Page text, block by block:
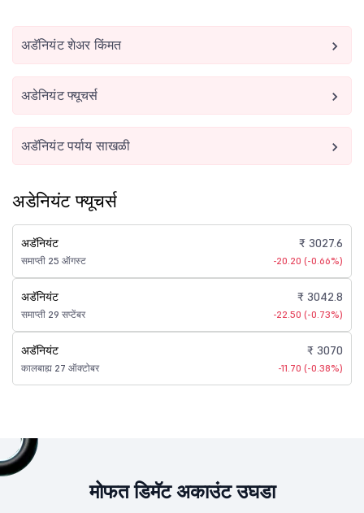
अडॅनियंट शेअर किंमत
अडेनियंट फ्यूचर्स
अडॅनियंट पर्याय साखळी
अडेनियंट फ्यूचर्स
अडॅनियंट
समाप्ती 25 ऑगस्ट
₹ 3027.6
-20.20 (-0.66%)
अडॅनियंट
समाप्ती 29 सप्टेंबर
₹ 3042.8
-22.50 (-0.73%)
अडॅनियंट
कालबाह्य 27 ऑक्टोबर
₹ 3070
-11.70 (-0.38%)
मोफत डिमॅट अकाउंट उघडा